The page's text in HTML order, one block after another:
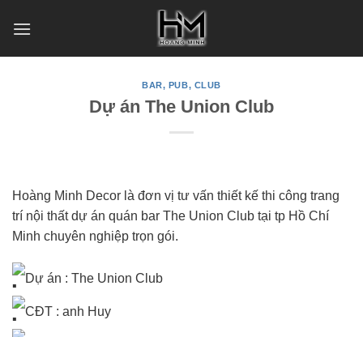
BAR, PUB, CLUB
Dự án The Union Club
Hoàng Minh Decor là đơn vị tư vấn thiết kế thi công trang
trí nội thất dự án quán bar The Union Club tại tp Hồ Chí
Minh chuyên nghiệp trọn gói.
Dự án : The Union Club
CĐT : anh Huy